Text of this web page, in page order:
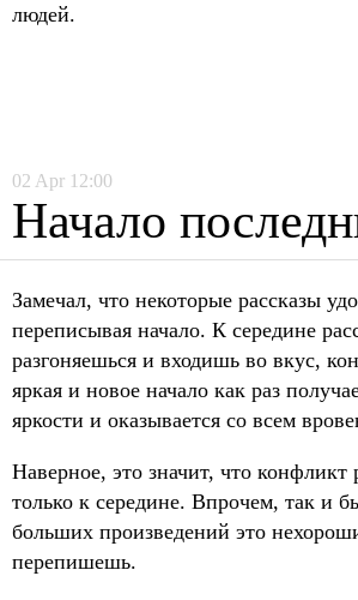
людей.
02 Apr 12:00
Начало
Замечал, что некоторые рассказы
переписывая начало. К середине
разгоняешься и входишь во вкус,
яркая и новое начало как раз
яркости и оказывается со всем
Наверное, это значит, что конфликт
только к середине. Впрочем, так и
больших произведений это
перепишешь.